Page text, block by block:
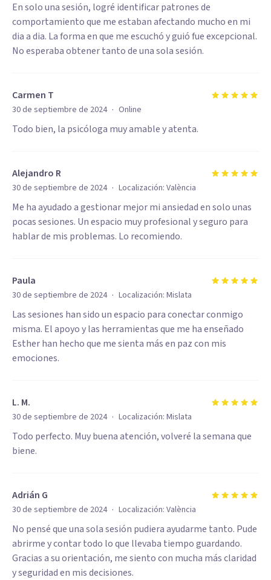
En solo una sesión, logré identificar patrones de
comportamiento que me estaban afectando mucho en mi
dia a dia. La forma en que me escuchó y guió fue excepcional.
No esperaba obtener tanto de una sola sesión.
Carmen T
30 de septiembre de 2024 · Online
Todo bien, la psicóloga muy amable y atenta.
Alejandro R
30 de septiembre de 2024 · Localización: València
Me ha ayudado a gestionar mejor mi ansiedad en solo unas
pocas sesiones. Un espacio muy profesional y seguro para
hablar de mis problemas. Lo recomiendo.
Paula
30 de septiembre de 2024 · Localización: Mislata
Las sesiones han sido un espacio para conectar conmigo
misma. El apoyo y las herramientas que me ha enseñado
Esther han hecho que me sienta más en paz con mis
emociones.
L. M.
30 de septiembre de 2024 · Localización: Mislata
Todo perfecto. Muy buena atención, volveré la semana que
biene.
Adrián G
30 de septiembre de 2024 · Localización: València
No pensé que una sola sesión pudiera ayudarme tanto. Pude
abrirme y contar todo lo que llevaba tiempo guardando.
Gracias a su orientación, me siento con mucha más claridad
y seguridad en mis decisiones.